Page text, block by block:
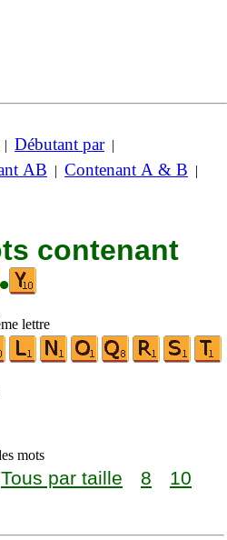
| Débutant par|
AB | Contenant A & B |
contenant
•
lettre
mots
Tous par taille 8
10